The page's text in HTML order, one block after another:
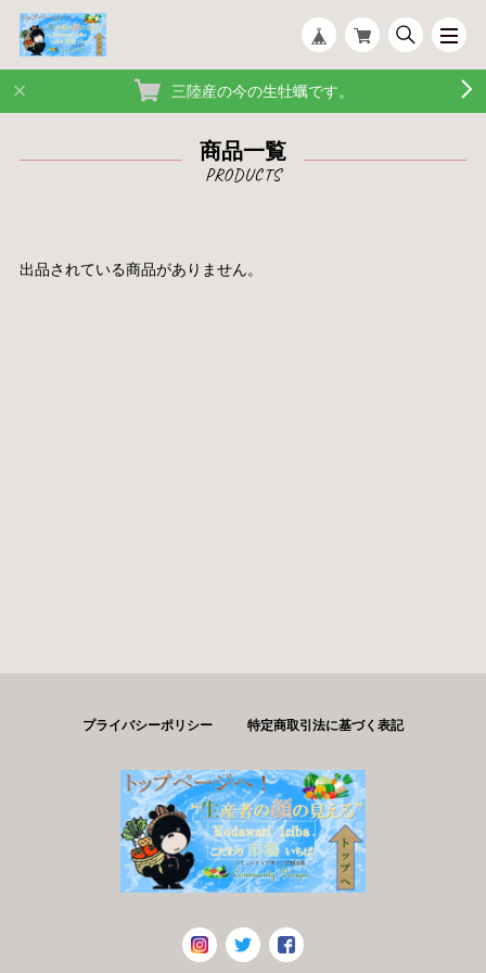
三陸産の今の生牡蠣です。
商品一覧
出品されている商品がありません。
プライバシーポリシー 特定商取引法に基づく表記